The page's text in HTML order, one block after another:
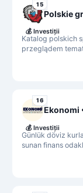
15
Polskie
Katalog polskich
przeglądem
💰 Investiții
16
Ekonomi
Günlük döviz
sunan finans
💰 Investiții